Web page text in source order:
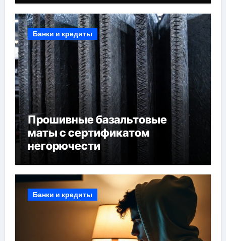
Банки и кредиты
Прошивные базальтовые
маты с сертификатом
негорючести
Банки и кредиты